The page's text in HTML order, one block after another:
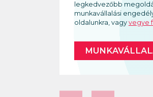
legkedvezőbb
munkavállalási
oldalunkra, vagy vegye